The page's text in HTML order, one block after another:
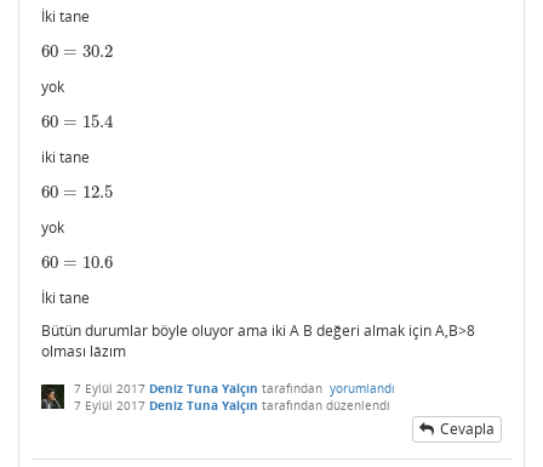
İki tane
60 = 30.2
60=30.2
yok
60 = 15.4
60=15.4
iki tane
60 = 12.5
60=12.5
yok
60 = 10.6
60=10.6
İki tane
Bütün durumlar böyle oluyor ama iki A B değeri almak için A,B>8
olması lâzım
7 Eylül 2017 Deniz Tuna Yalçın tarafından yorumlandı
7 Eylül 2017 Deniz Tuna Yalçın tarafından düzenlendi
Cevapla